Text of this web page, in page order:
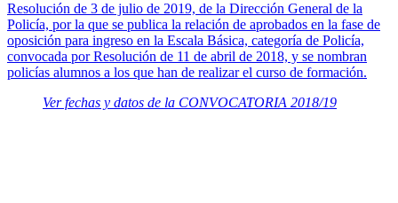
Resolución de 3 de julio de 2019, de la Dirección General de la
Policía, por la que se publica la relación de aprobados en la fase de
oposición para ingreso en la Escala Básica, categoría de Policía,
convocada por Resolución de 11 de abril de 2018, y se nombran
policías alumnos a los que han de realizar el curso de formación.
Ver fechas y datos de la CONVOCATORIA 2018/19